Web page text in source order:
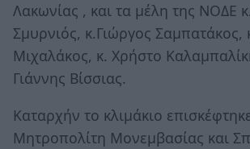
Λακωνίας , και τα μέλη της ΝΟΔΕ
Σμυρνιός, κ.Γιώργος Σαμπατάκος,
Μιχαλάκος, κ. Χρήστο
Γιάννης Βίσσιας.
Καταρχήν το κλιμάκιο
Μητροπολίτη Μονεμβασίας και